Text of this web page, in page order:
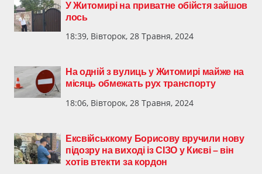
У Житомирі на приватне обійстя зайшов
лось
18:39, Вівторок, 28 Травня, 2024
На одній з вулиць у Житомирі майже на
місяць обмежать рух транспорту
18:06, Вівторок, 28 Травня, 2024
Ексвійськкому Борисову вручили нову
підозру на виході із СІЗО у Києві – він
хотів втекти за кордон